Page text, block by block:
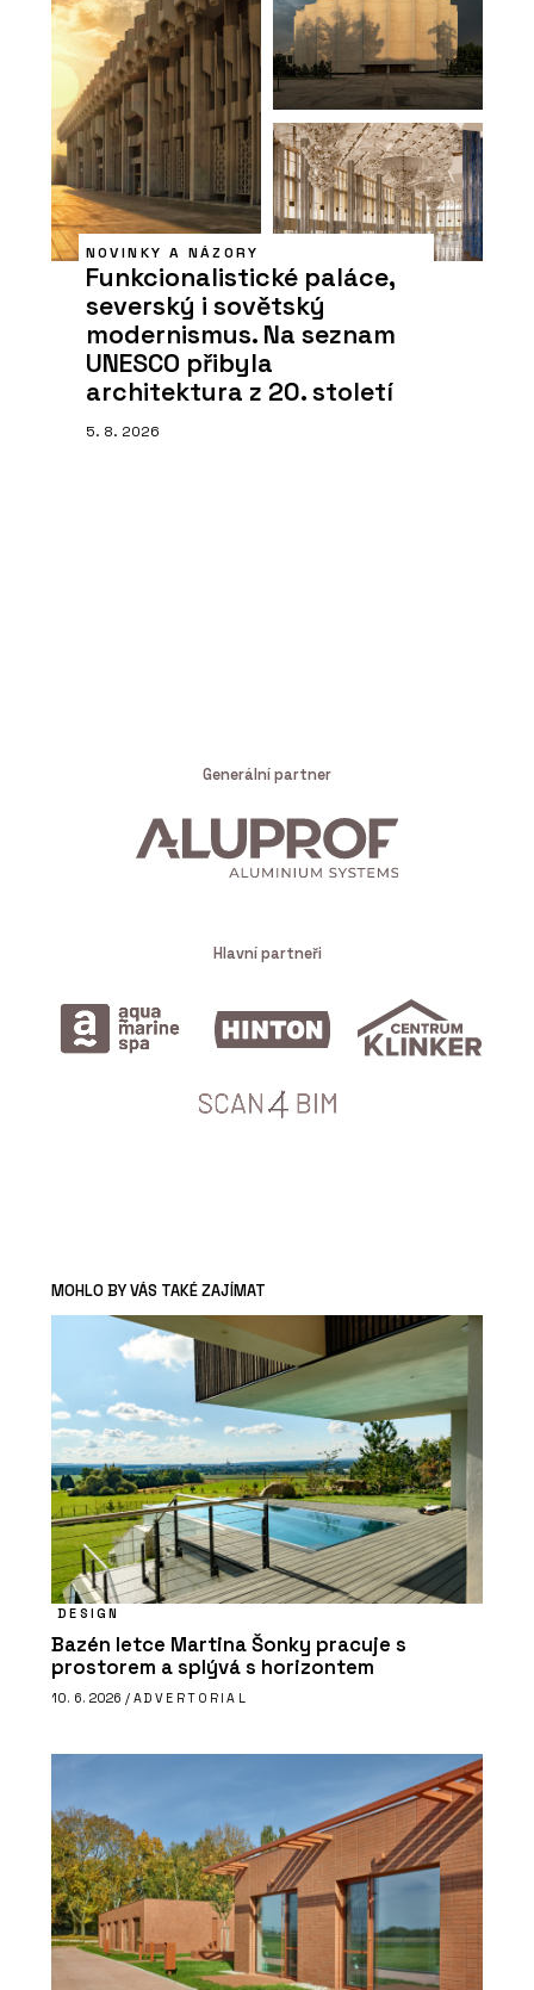
NOVINKY A NÁZORY
Funkcionalistické paláce,
severský i sovětský
modernismus. Na seznam
UNESCO přibyla
architektura z 20. století
5. 8. 2026
Generální partner
Hlavní partneři
MOHLO BY VÁS TAKÉ ZAJÍMAT
DESIGN
Bazén letce Martina Šonky pracuje s
prostorem a splývá s horizontem
10. 6. 2026 / ADVERTORIAL